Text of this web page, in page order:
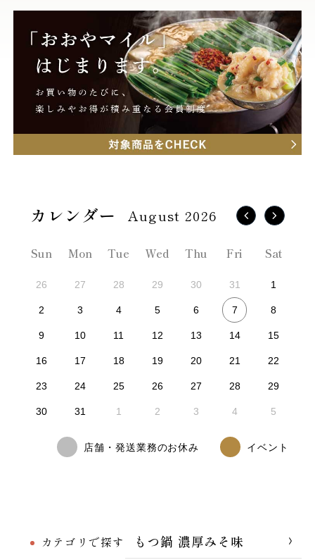
カテゴリで探す
もつ鍋 濃厚みそ味
August 2026
Sun Mon Tue Wed Thu Fri Sat
26 27 28 29 30 31 1
2 3 4 5 6 7 8
9 10 11 12 13 14 15
16 17 18 19 20 21 22
23 24 25 26 27 28 29
30 31 1 2 3 4 5
店舗・発送業務のお休み イベント